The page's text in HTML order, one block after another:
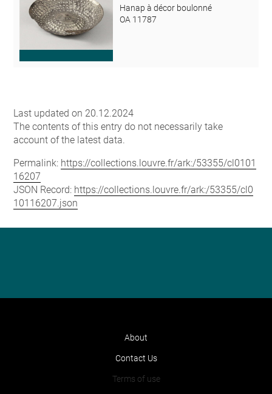
Hanap à décor boulonné
OA 11787
Last updated on 20.12.2024
The contents of this entry do not necessarily take
account of the latest data.
Permalink: https://collections.louvre.fr/ark:/53355/cl0101
16207
JSON Record: https://collections.louvre.fr/ark:/53355/cl0
10116207.json
About
Contact Us
Terms of use